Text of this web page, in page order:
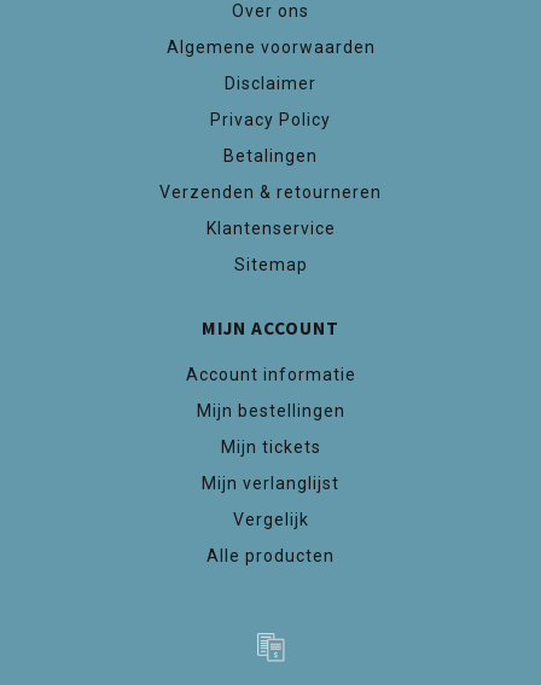
Over ons
Algemene voorwaarden
Disclaimer
Privacy Policy
Betalingen
Verzenden & retourneren
Klantenservice
Sitemap
MIJN ACCOUNT
Account informatie
Mijn bestellingen
Mijn tickets
Mijn verlanglijst
Vergelijk
Alle producten